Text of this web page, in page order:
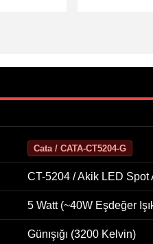
Cata / CATA-CT5204-G
CT-5204 / Akik LED Spot
5 Watt (~40W Eşdeğer
Günışığı (3200 Kelvin)